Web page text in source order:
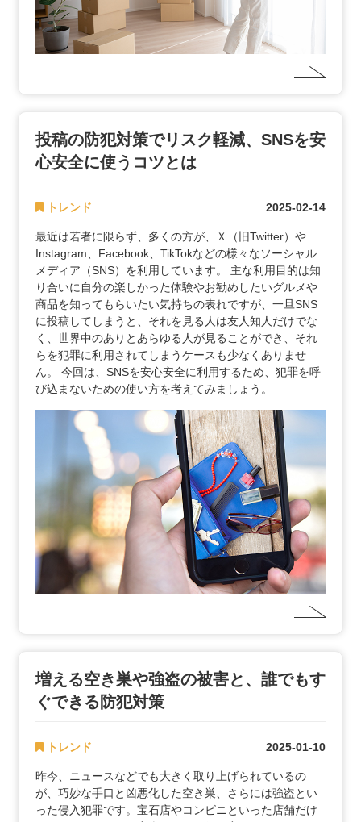
投稿の防犯対策でリスク軽減、SNSを安
心安全に使うコツとは
トレンド 2025-02-14
最近は若者に限らず、多くの方が、Ｘ（旧Twitter）や
Instagram、Facebook、TikTokなどの様々なソーシャル
メディア（SNS）を利用しています。 主な利用目的は知
り合いに自分の楽しかった体験やお勧めしたいグルメや
商品を知ってもらいたい気持ちの表れですが、一旦SNS
に投稿してしまうと、それを見る人は友人知人だけでな
く、世界中のありとあらゆる人が見ることができ、それ
らを犯罪に利用されてしまうケースも少なくありませ
ん。 今回は、SNSを安心安全に利用するため、犯罪を呼
び込まないための使い方を考えてみましょう。
増える空き巣や強盗の被害と、誰でもす
ぐできる防犯対策
トレンド 2025-01-10
昨今、ニュースなどでも大きく取り上げられているの
が、巧妙な手口と凶悪化した空き巣、さらには強盗とい
った侵入犯罪です。宝石店やコンビニといった店舗だけ